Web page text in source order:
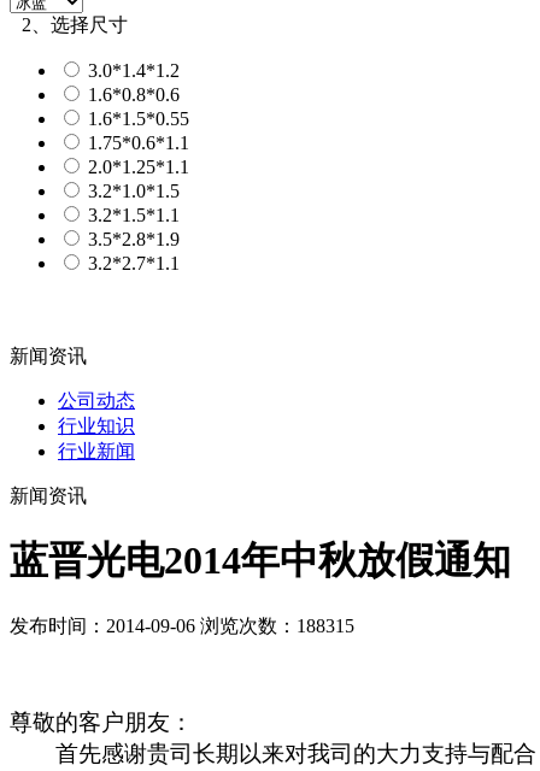
2、选择尺寸
3.0*1.4*1.2
1.6*0.8*0.6
1.6*1.5*0.55
1.75*0.6*1.1
2.0*1.25*1.1
3.2*1.0*1.5
3.2*1.5*1.1
3.5*2.8*1.9
3.2*2.7*1.1
新闻资讯
公司动态
行业知识
行业新闻
新闻资讯
蓝晋光电2014年中秋放假通知
发布时间：2014-09-06 浏览次数：188315
尊敬的客户朋友：
首先感谢贵司长期以来对我司的大力支持与配